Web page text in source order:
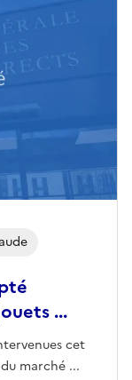
...
cet
marché ...